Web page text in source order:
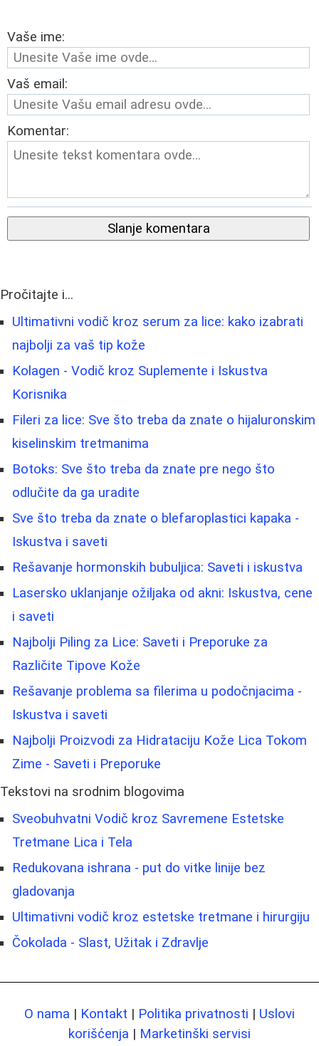
Vaše ime:
Vaš email:
Komentar:
Slanje komentara
Pročitajte i...
Ultimativni vodič kroz serum za lice: kako izabrati
najbolji za vaš tip kože
Kolagen - Vodič kroz Suplemente i Iskustva
Korisnika
Fileri za lice: Sve što treba da znate o hijaluronskim
kiselinskim tretmanima
Botoks: Sve što treba da znate pre nego što
odlučite da ga uradite
Sve što treba da znate o blefaroplastici kapaka -
Iskustva i saveti
Rešavanje hormonskih bubuljica: Saveti i iskustva
Lasersko uklanjanje ožiljaka od akni: Iskustva, cene
i saveti
Najbolji Piling za Lice: Saveti i Preporuke za
Različite Tipove Kože
Rešavanje problema sa filerima u podočnjacima -
Iskustva i saveti
Najbolji Proizvodi za Hidrataciju Kože Lica Tokom
Zime - Saveti i Preporuke
Tekstovi na srodnim blogovima
Sveobuhvatni Vodič kroz Savremene Estetske
Tretmane Lica i Tela
Redukovana ishrana - put do vitke linije bez
gladovanja
Ultimativni vodič kroz estetske tretmane i hirurgiju
Čokolada - Slast, Užitak i Zdravlje
O nama | Kontakt | Politika privatnosti | Uslovi
korišćenja | Marketinški servisi